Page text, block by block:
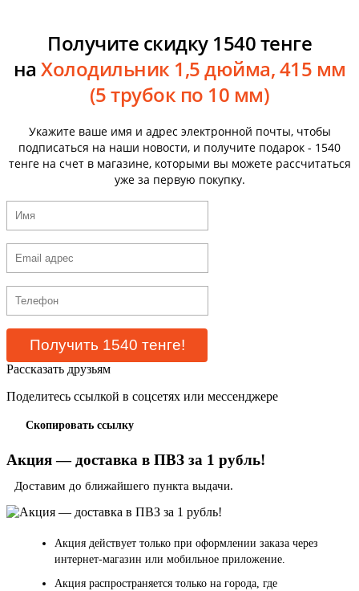
Получите скидку 1540 тенге
на Холодильник 1,5 дюйма, 415 мм
(5 трубок по 10 мм)
Укажите ваше имя и адрес электронной почты, чтобы
подписаться на наши новости, и получите подарок - 1540
тенге на счет в магазине, которыми вы можете рассчитаться
уже за первую покупку.
Рассказать друзьям
Поделитесь ссылкой в соцсетях или мессенджере
Скопировать ссылку
Акция — доставка в ПВЗ за 1 рубль!
Доставим до ближайшего пункта выдачи.
Акция действует только при оформлении заказа через
интернет-магазин или мобильное приложение.
Акция распространяется только на города, где